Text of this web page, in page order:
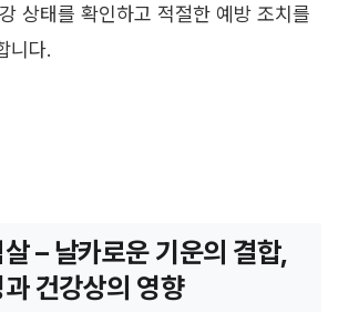
상태를 확인하고 적절한 예방 조치를
니다.
– 날카로운 기운의 결합,
건강상의 영향